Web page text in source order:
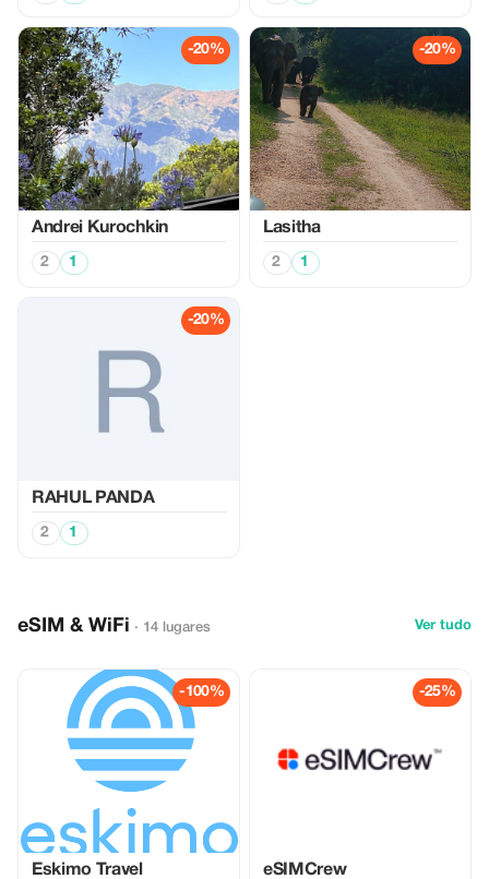
-20%
Аndrei Kurochkin
2 1
-20%
Lasitha
2 1
-20%
RAHUL PANDA
2 1
eSIM & WiFi · 14 lugares Ver tudo
-100%
Eskimo Travel
-25%
eSIMCrew